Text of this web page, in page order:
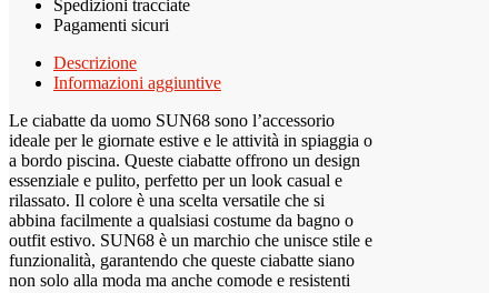
Spedizioni tracciate
Pagamenti sicuri
Descrizione
Informazioni aggiuntive
Le ciabatte da uomo SUN68 sono l’accessorio
ideale per le giornate estive e le attività in spiaggia o
a bordo piscina. Queste ciabatte offrono un design
essenziale e pulito, perfetto per un look casual e
rilassato. Il colore è una scelta versatile che si
abbina facilmente a qualsiasi costume da bagno o
outfit estivo. SUN68 è un marchio che unisce stile e
funzionalità, garantendo che queste ciabatte siano
non solo alla moda ma anche comode e resistenti